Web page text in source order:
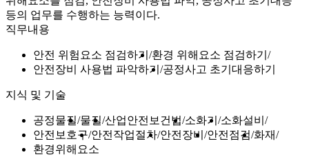
등의 업무를 수행하는 능력이다.
직무내용
안전 위험요소 점검하기
환경 위해요소 점검하기
안전장비 사용법 파악하기
공정사고 초기대응하기
지식 및 기술
공정물질 물질 산업안전보건법 소화기
소화설비
안전보호구 안전작업절차 안전장비 안전점검 화재
환경위해요소